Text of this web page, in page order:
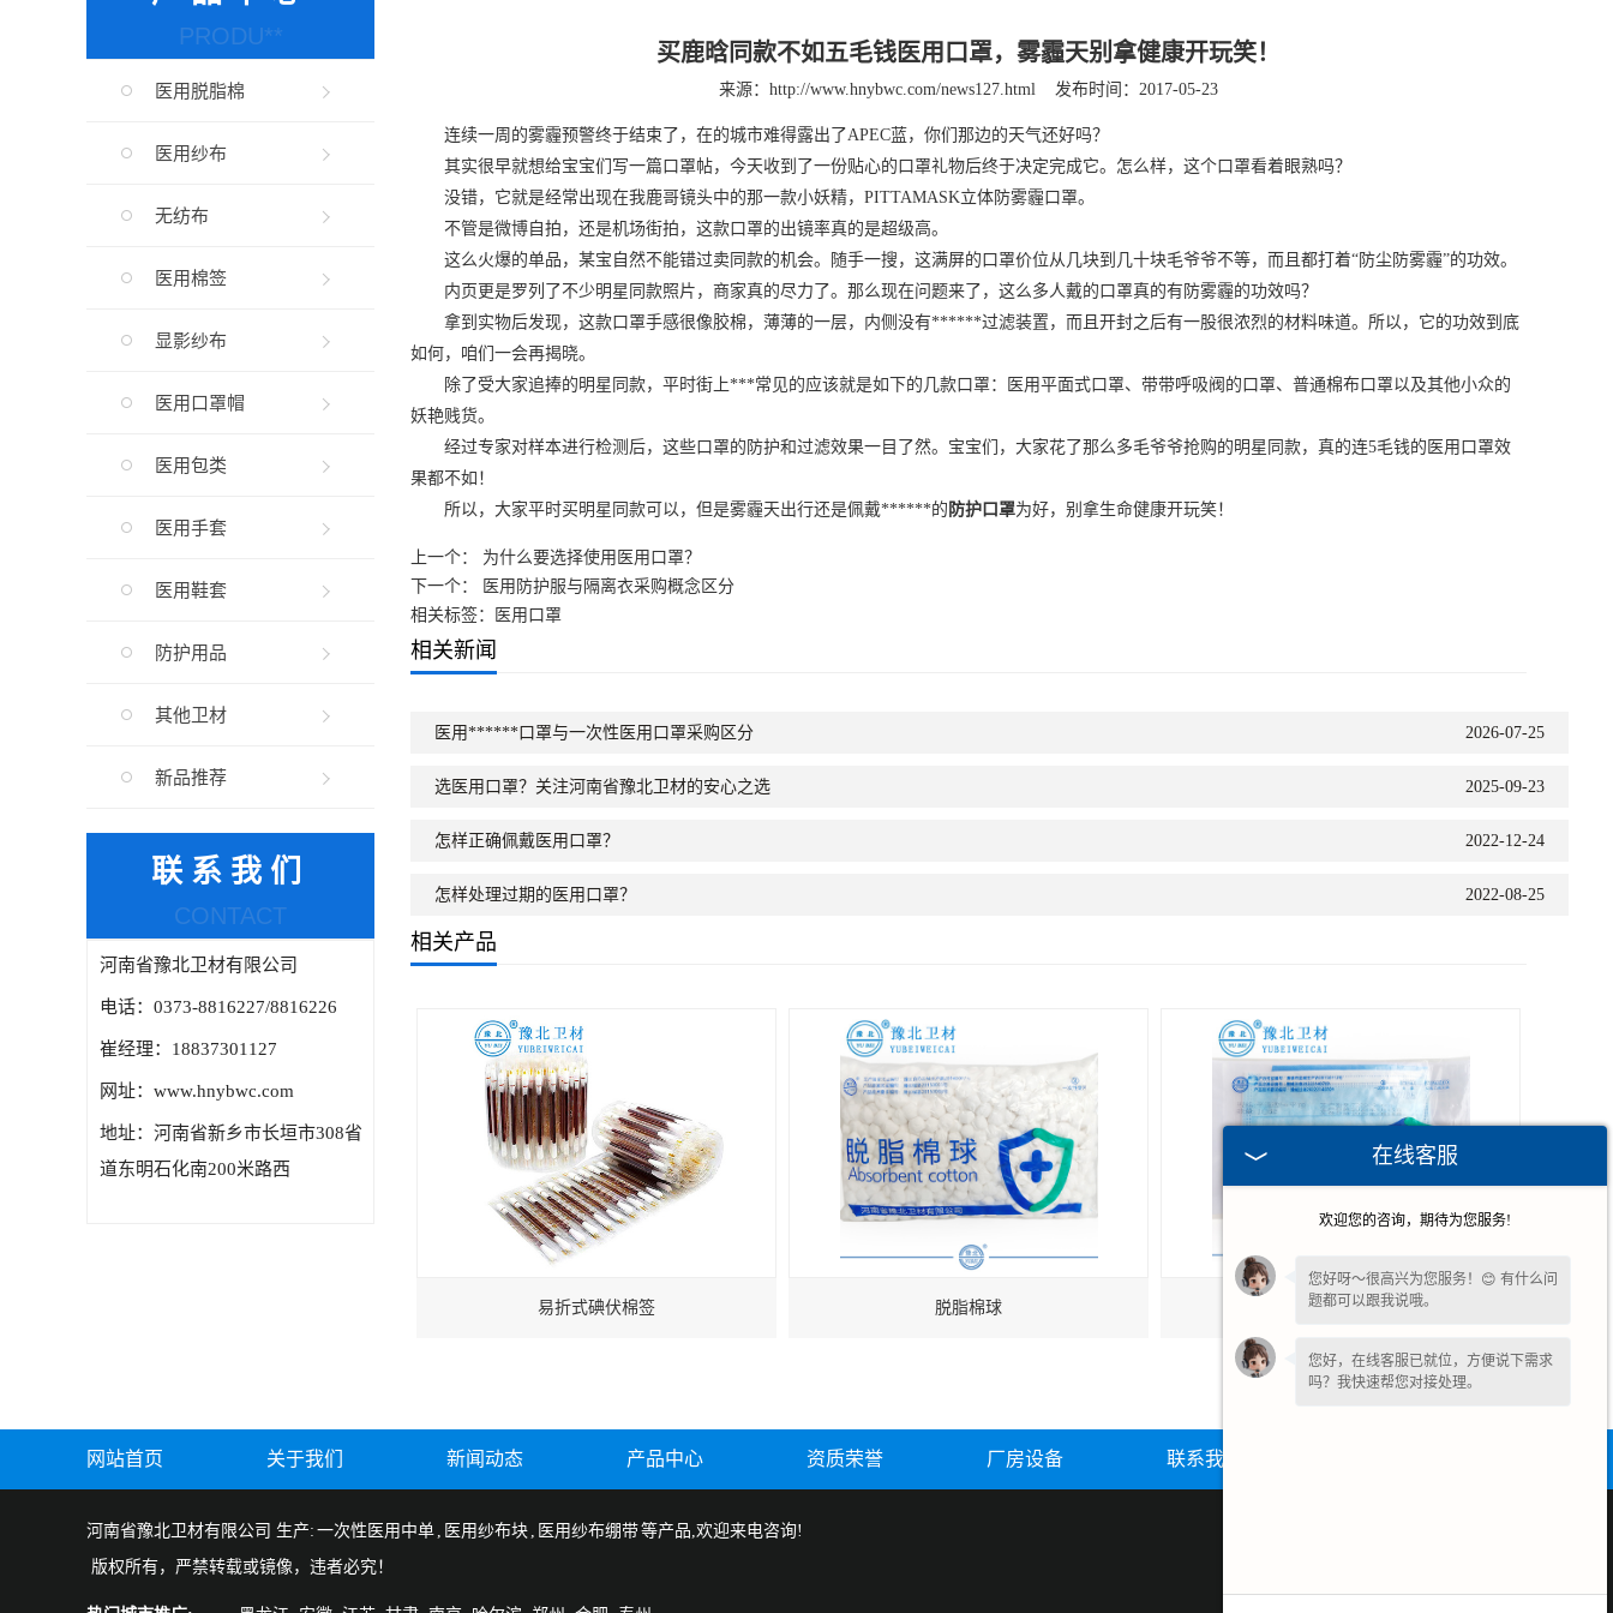
PRODU**
医用脱脂棉
医用纱布
无纺布
医用棉签
显影纱布
医用口罩帽
医用包类
医用手套
医用鞋套
防护用品
其他卫材
新品推荐
联系我们
CONTACT
河南省豫北卫材有限公司
电话：0373-8816227/8816226
崔经理：18837301127
网址：www.hnybwc.com
地址：河南省新乡市长垣市308省
道东明石化南200米路西
买鹿晗同款不如五毛钱医用口罩，雾霾天别拿健康开玩笑！
来源：http://www.hnybwc.com/news127.html 发布时间：2017-05-23
连续一周的雾霾预警终于结束了，在的城市难得露出了APEC蓝，你们那边的天气还好吗？
其实很早就想给宝宝们写一篇口罩帖，今天收到了一份贴心的口罩礼物后终于决定完成它。怎么样，这个口罩看着眼熟吗？
没错，它就是经常出现在我鹿哥镜头中的那一款小妖精，PITTAMASK立体防雾霾口罩。
不管是微博自拍，还是机场街拍，这款口罩的出镜率真的是超级高。
这么火爆的单品，某宝自然不能错过卖同款的机会。随手一搜，这满屏的口罩价位从几块到几十块毛爷爷不等，而且都打着“防尘防雾霾”的功效。
内页更是罗列了不少明星同款照片，商家真的尽力了。那么现在问题来了，这么多人戴的口罩真的有防雾霾的功效吗？
拿到实物后发现，这款口罩手感很像胶棉，薄薄的一层，内侧没有******过滤装置，而且开封之后有一股很浓烈的材料味道。所以，它的功效到底
如何，咱们一会再揭晓。
除了受大家追捧的明星同款，平时街上***常见的应该就是如下的几款口罩：医用平面式口罩、带带呼吸阀的口罩、普通棉布口罩以及其他小众的
妖艳贱货。
经过专家对样本进行检测后，这些口罩的防护和过滤效果一目了然。宝宝们，大家花了那么多毛爷爷抢购的明星同款，真的连5毛钱的医用口罩效
果都不如！
所以，大家平时买明星同款可以，但是雾霾天出行还是佩戴******的 防护口罩为好，别拿生命健康开玩笑！
上一个： 为什么要选择使用医用口罩？
下一个：
医用防护服与隔离衣采购概念区分
相关标签：医用口罩
相关新闻
医用******口罩与一次性医用口罩采购区分 2026-07-25
选医用口罩？关注河南省豫北卫材的安心之选 2025-09-23
怎样正确佩戴医用口罩？ 2022-12-24
怎样处理过期的医用口罩？ 2022-08-25
相关产品
易折式碘伏棉签 脱脂棉球 口罩帽子套
网站首页 关于我们 新闻动态 产品中心 资质荣誉 厂房设备 联系我们
河南省豫北卫材有限公司 生产: 一次性医用中单 , 医用纱布块 , 医用纱布绷带等产品,欢迎来电咨询!
版权所有，严禁转载或镜像，违者必究！
在线客服
欢迎您的咨询，期待为您服务!
您好呀～很高兴为您服务！😊 有什么问
题都可以跟我说哦。
您好，在线客服已就位，方便说下需求
吗？我快速帮您对接处理。